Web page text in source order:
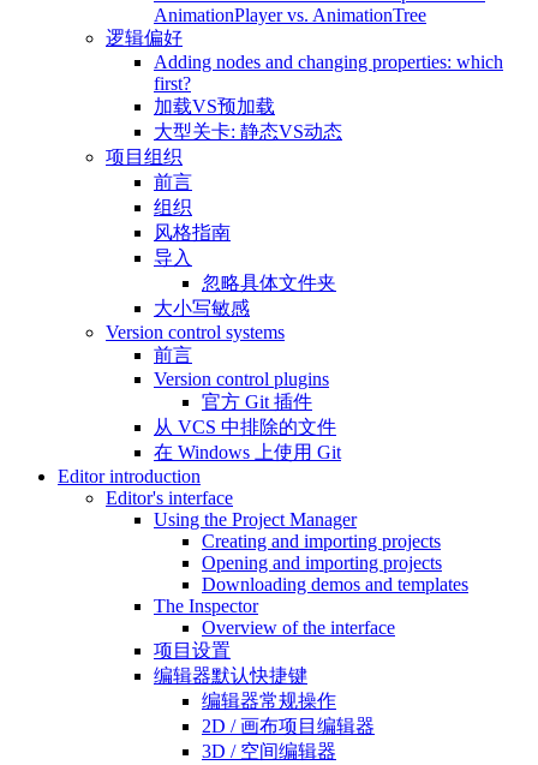
AnimationPlayer vs. AnimationTree
逻辑偏好
Adding nodes and changing properties: which
first?
加载VS预加载
大型关卡: 静态VS动态
项目组织
前言
组织
风格指南
导入
忽略具体文件夹
大小写敏感
Version control systems
前言
Version control plugins
官方 Git 插件
从 VCS 中排除的文件
在 Windows 上使用 Git
Editor introduction
Editor's interface
Using the Project Manager
Creating and importing projects
Opening and importing projects
Downloading demos and templates
The Inspector
Overview of the interface
项目设置
编辑器默认快捷键
编辑器常规操作
2D / 画布项目编辑器
3D / 空间编辑器